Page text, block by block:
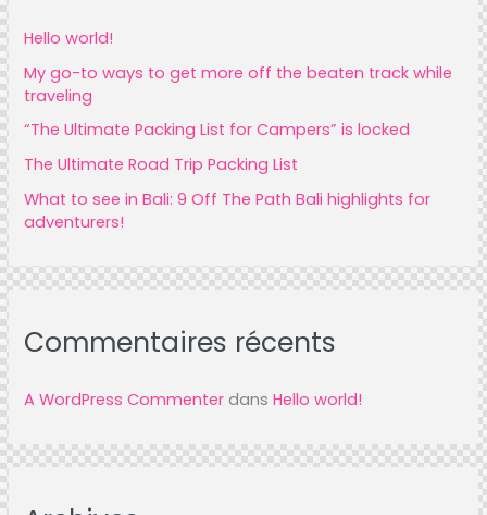
f
o
r
:
Hello world!
My go-to ways to get more off the beaten track while
traveling
“The Ultimate Packing List for Campers” is locked
The Ultimate Road Trip Packing List
What to see in Bali: 9 Off The Path Bali highlights for
adventurers!
Commentaires récents
A WordPress Commenter dansHello world!